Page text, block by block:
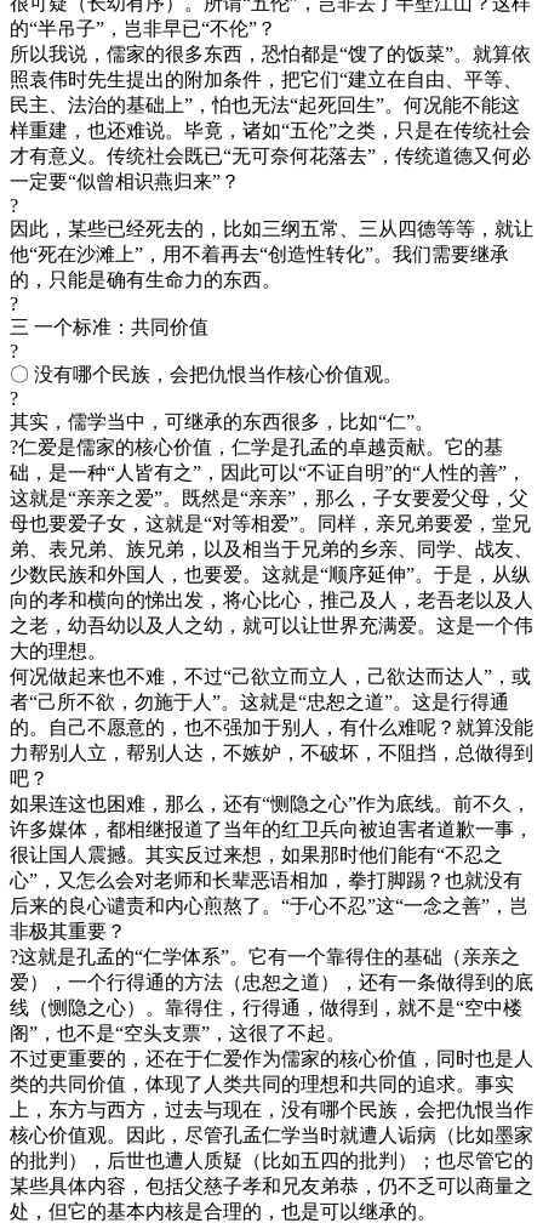
的“半吊子”，岂非早已“不伦”？
所以我说，儒家的很多东西，恐怕都是“馊了的饭菜”。就算依
照袁伟时先生提出的附加条件，把它们“建立在自由、平等、
民主、法治的基础上”，怕也无法“起死回生”。何况能不能这
样重建，也还难说。毕竟，诸如“五伦”之类，只是在传统社会
才有意义。传统社会既已“无可奈何花落去”，传统道德又何必
一定要“似曾相识燕归来”？
?
因此，某些已经死去的，比如三纲五常、三从四德等等，就让
他“死在沙滩上”，用不着再去“创造性转化”。我们需要继承
的，只能是确有生命力的东西。
?
三 一个标准：共同价值
?
〇 没有哪个民族，会把仇恨当作核心价值观。
?
其实，儒学当中，可继承的东西很多，比如“仁”。
?仁爱是儒家的核心价值，仁学是孔孟的卓越贡献。它的基
础，是一种“人皆有之”，因此可以“不证自明”的“人性的善”，
这就是“亲亲之爱”。既然是“亲亲”，那么，子女要爱父母，父
母也要爱子女，这就是“对等相爱”。同样，亲兄弟要爱，堂兄
弟、表兄弟、族兄弟，以及相当于兄弟的乡亲、同学、战友、
少数民族和外国人，也要爱。这就是“顺序延伸”。于是，从纵
向的孝和横向的悌出发，将心比心，推己及人，老吾老以及人
之老，幼吾幼以及人之幼，就可以让世界充满爱。这是一个伟
大的理想。
何况做起来也不难，不过“己欲立而立人，己欲达而达人”，或
者“己所不欲，勿施于人”。这就是“忠恕之道”。这是行得通
的。自己不愿意的，也不强加于别人，有什么难呢？就算没能
力帮别人立，帮别人达，不嫉妒，不破坏，不阻挡，总做得到
吧？
如果连这也困难，那么，还有“恻隐之心”作为底线。前不久，
许多媒体，都相继报道了当年的红卫兵向被迫害者道歉一事，
很让国人震撼。其实反过来想，如果那时他们能有“不忍之
心”，又怎么会对老师和长辈恶语相加，拳打脚踢？也就没有
后来的良心谴责和内心煎熬了。“于心不忍”这“一念之善”，岂
非极其重要？
?这就是孔孟的“仁学体系”。它有一个靠得住的基础（亲亲之
爱），一个行得通的方法（忠恕之道），还有一条做得到的底
线（恻隐之心）。靠得住，行得通，做得到，就不是“空中楼
阁”，也不是“空头支票”，这很了不起。
不过更重要的，还在于仁爱作为儒家的核心价值，同时也是人
类的共同价值，体现了人类共同的理想和共同的追求。事实
上，东方与西方，过去与现在，没有哪个民族，会把仇恨当作
核心价值观。因此，尽管孔孟仁学当时就遭人诟病（比如墨家
的批判），后世也遭人质疑（比如五四的批判）；也尽管它的
某些具体内容，包括父慈子孝和兄友弟恭，仍不乏可以商量之
处，但它的基本内核是合理的，也是可以继承的。